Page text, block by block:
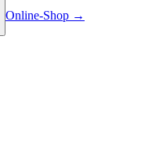
Online-Shop →